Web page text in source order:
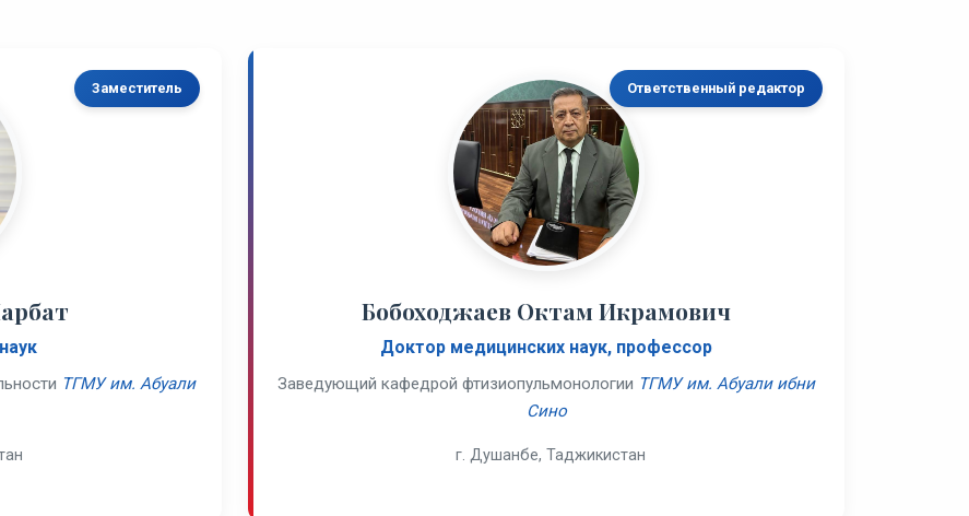
Заместитель
ТГМУ им. Абуали
Ответственный редактор
Бобоходжаев Октам Икрамович
Доктор медицинских наук, профессор
Заведующий кафедрой фтизиопульмонологии ТГМУ им. Абуали ибни
Сино
г. Душанбе, Таджикистан